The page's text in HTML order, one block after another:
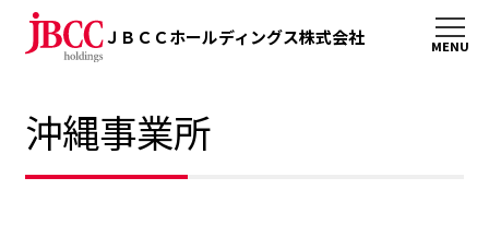
ＪＢＣＣホールディングス株式会社
沖縄事業所